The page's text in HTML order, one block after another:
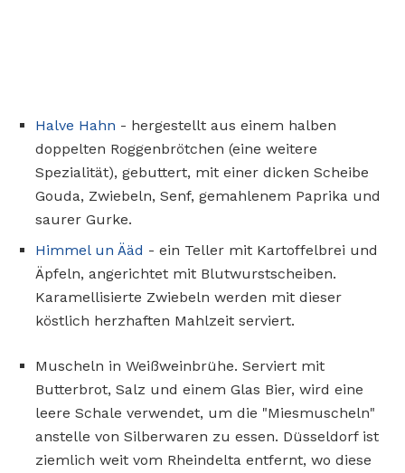
Halve Hahn - hergestellt aus einem halben
doppelten Roggenbrötchen (eine weitere
Spezialität), gebuttert, mit einer dicken Scheibe
Gouda, Zwiebeln, Senf, gemahlenem Paprika und
saurer Gurke.
Himmel un Ääd - ein Teller mit Kartoffelbrei und
Äpfeln, angerichtet mit Blutwurstscheiben.
Karamellisierte Zwiebeln werden mit dieser
köstlich herzhaften Mahlzeit serviert.
Muscheln in Weißweinbrühe. Serviert mit
Butterbrot, Salz und einem Glas Bier, wird eine
leere Schale verwendet, um die "Miesmuscheln"
anstelle von Silberwaren zu essen. Düsseldorf ist
ziemlich weit vom Rheindelta entfernt, wo diese